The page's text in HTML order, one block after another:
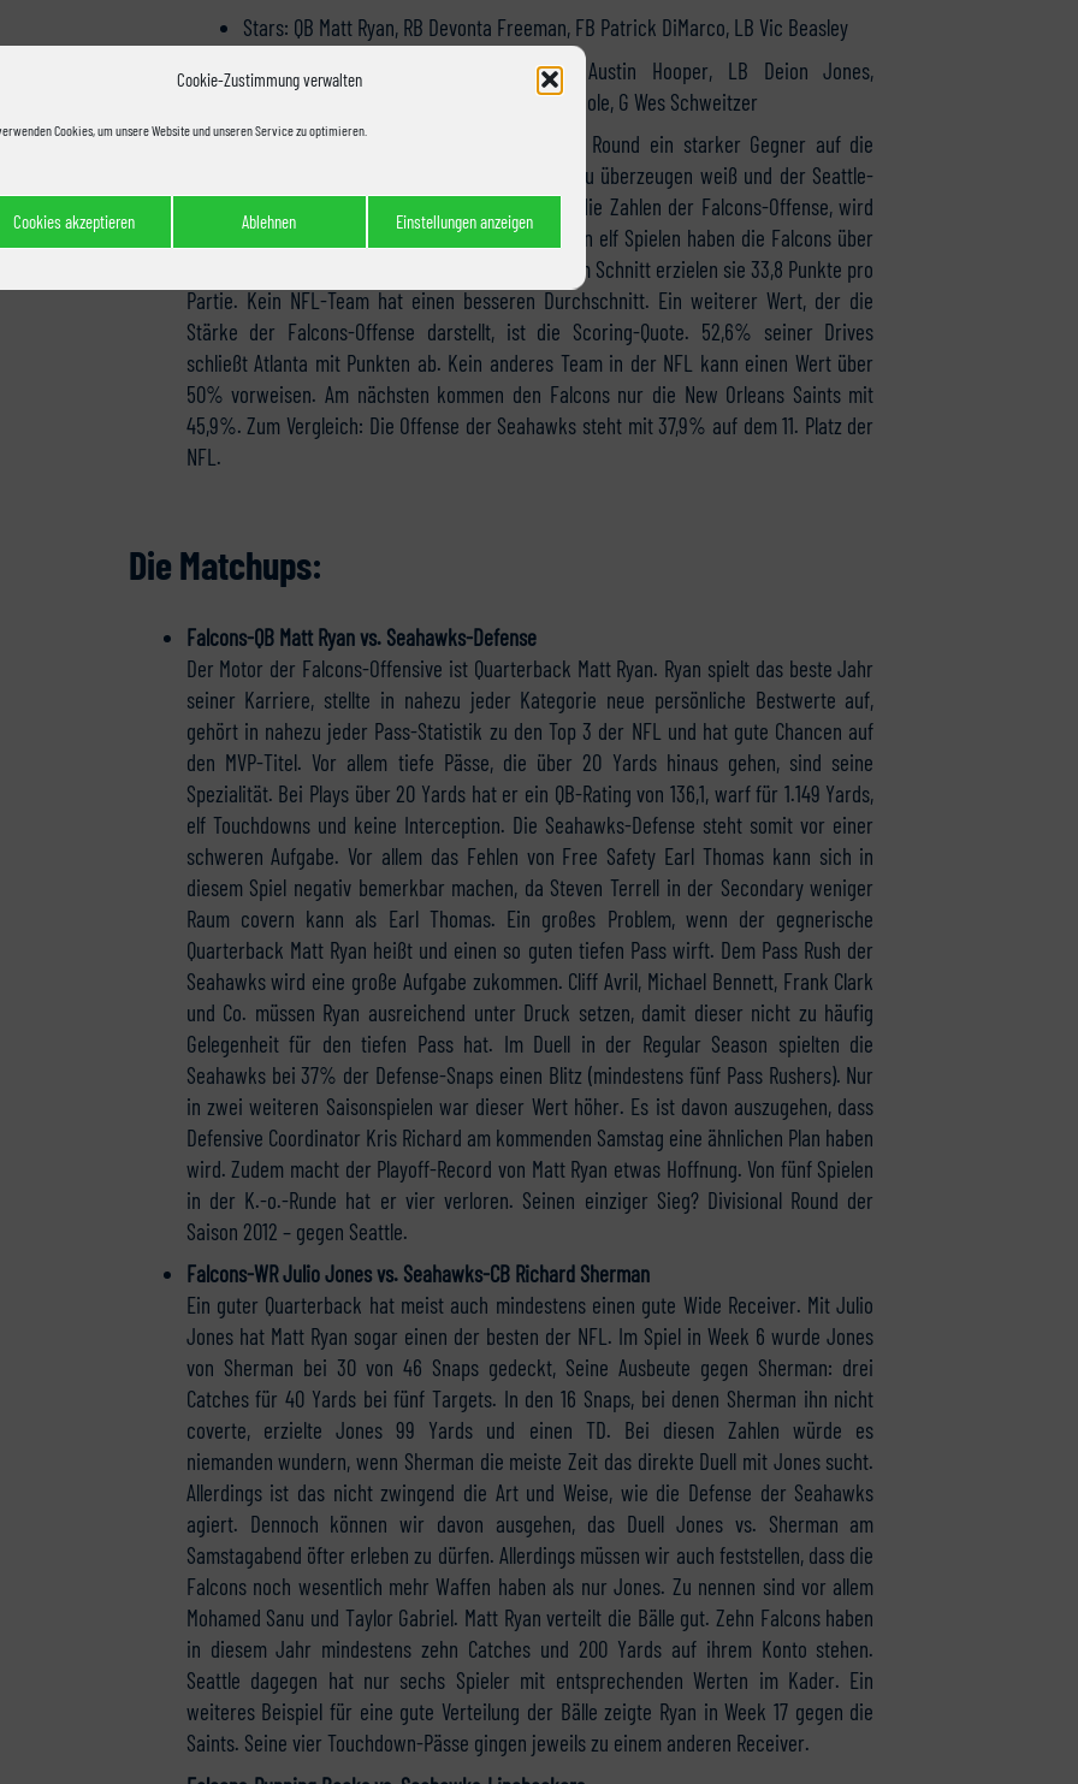
Cookie-Zustimmung verwalten
Cookies, um unsere Website und unseren Service zu optimieren.
Cookies akzeptieren Ablehnen Einstellungen anzeigen
Stars: QB Matt Ryan, RB Devonta Freeman, FB Patrick DiMarco, LB Vic Beasley
Rookies: OLB De’Vondre Campbell, TE Austin Hooper, LB Deion Jones,
S Keanu Neal, TE Joshua Perkins, S Brian Poole, G Wes Schweitzer
Mit den Atlanta Falcons wartet in der Divisional Round ein starker Gegner auf die
Seahawks, der vor allem auf Seiten der Offense zu überzeugen weiß und der Seattle-
Defense alles abverlangen wird. Betrachtet man die Zahlen der Falcons-Offense, wird
deutlich, vor welcher Aufgabe die Defense steht. In elf Spielen haben die Falcons über
30 Punkte erzielt, fünf Mal sogar über 40 Punkte. Im Schnitt erzielen sie 33,8 Punkte pro
Partie. Kein NFL-Team hat einen besseren Durchschnitt. Ein weiterer Wert, der die
Stärke der Falcons-Offense darstellt, ist die Scoring-Quote. 52,6% seiner Drives
schließt Atlanta mit Punkten ab. Kein anderes Team in der NFL kann einen Wert über
50% vorweisen. Am nächsten kommen den Falcons nur die New Orleans Saints mit
45,9%. Zum Vergleich: Die Offense der Seahawks steht mit 37,9% auf dem 11. Platz der
NFL.
Die Matchups:
Falcons-QB Matt Ryan vs. Seahawks-Defense
Der Motor der Falcons-Offensive ist Quarterback Matt Ryan. Ryan spielt das beste Jahr
seiner Karriere, stellte in nahezu jeder Kategorie neue persönliche Bestwerte auf,
gehört in nahezu jeder Pass-Statistik zu den Top 3 der NFL und hat gute Chancen auf
den MVP-Titel. Vor allem tiefe Pässe, die über 20 Yards hinaus gehen, sind seine
Spezialität. Bei Plays über 20 Yards hat er ein QB-Rating von 136,1, warf für 1.149 Yards,
elf Touchdowns und keine Interception. Die Seahawks-Defense steht somit vor einer
schweren Aufgabe. Vor allem das Fehlen von Free Safety Earl Thomas kann sich in
diesem Spiel negativ bemerkbar machen, da Steven Terrell in der Secondary weniger
Raum covern kann als Earl Thomas. Ein großes Problem, wenn der gegnerische
Quarterback Matt Ryan heißt und einen so guten tiefen Pass wirft. Dem Pass Rush der
Seahawks wird eine große Aufgabe zukommen. Cliff Avril, Michael Bennett, Frank Clark
und Co. müssen Ryan ausreichend unter Druck setzen, damit dieser nicht zu häufig
Gelegenheit für den tiefen Pass hat. Im Duell in der Regular Season spielten die
Seahawks bei 37% der Defense-Snaps einen Blitz (mindestens fünf Pass Rushers). Nur
in zwei weiteren Saisonspielen war dieser Wert höher. Es ist davon auszugehen, dass
Defensive Coordinator Kris Richard am kommenden Samstag eine ähnlichen Plan haben
wird. Zudem macht der Playoff-Record von Matt Ryan etwas Hoffnung. Von fünf Spielen
in der K.-o.-Runde hat er vier verloren. Seinen einziger Sieg? Divisional Round der
Saison 2012 – gegen Seattle.
Falcons-WR Julio Jones vs. Seahawks-CB Richard Sherman
Ein guter Quarterback hat meist auch mindestens einen gute Wide Receiver. Mit Julio
Jones hat Matt Ryan sogar einen der besten der NFL. Im Spiel in Week 6 wurde Jones
von Sherman bei 30 von 46 Snaps gedeckt, Seine Ausbeute gegen Sherman: drei
Catches für 40 Yards bei fünf Targets. In den 16 Snaps, bei denen Sherman ihn nicht
coverte, erzielte Jones 99 Yards und einen TD. Bei diesen Zahlen würde es
niemanden wundern, wenn Sherman die meiste Zeit das direkte Duell mit Jones sucht.
Allerdings ist das nicht zwingend die Art und Weise, wie die Defense der Seahawks
agiert. Dennoch können wir davon ausgehen, das Duell Jones vs. Sherman am
Samstagabend öfter erleben zu dürfen. Allerdings müssen wir auch feststellen, dass die
Falcons noch wesentlich mehr Waffen haben als nur Jones. Zu nennen sind vor allem
Mohamed Sanu und Taylor Gabriel. Matt Ryan verteilt die Bälle gut. Zehn Falcons haben
in diesem Jahr mindestens zehn Catches und 200 Yards auf ihrem Konto stehen.
Seattle dagegen hat nur sechs Spieler mit entsprechenden Werten im Kader. Ein
weiteres Beispiel für eine gute Verteilung der Bälle zeigte Ryan in Week 17 gegen die
Saints. Seine vier Touchdown-Pässe gingen jeweils zu einem anderen Receiver.